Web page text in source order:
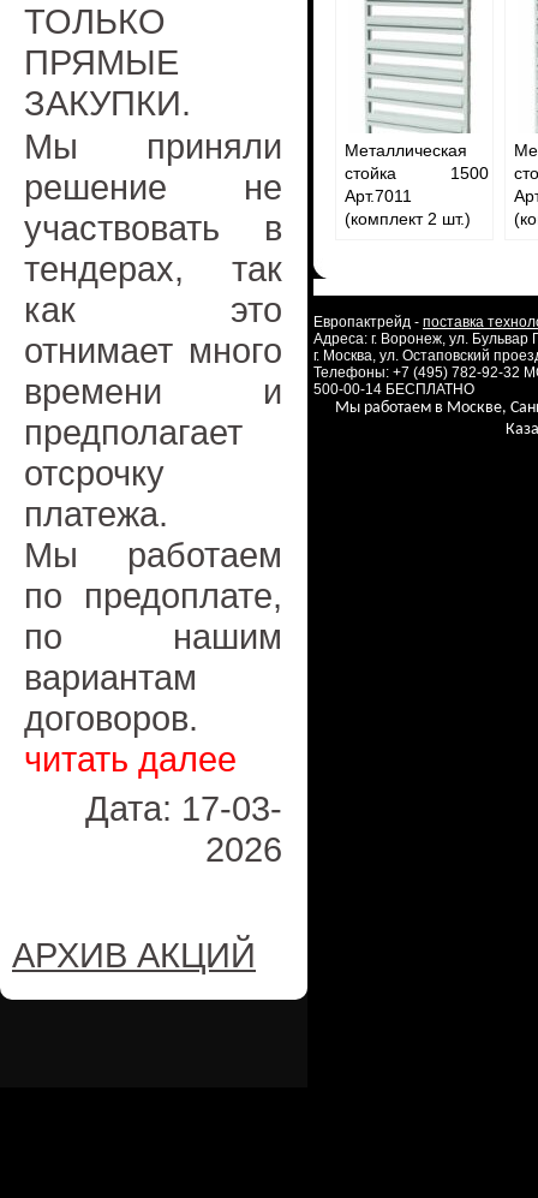
ТОЛЬКО
ПРЯМЫЕ
ЗАКУПКИ.
Мы приняли
решение не
участвовать в
тендерах, так
как это
отнимает много
времени и
предполагает
отсрочку
платежа.
Мы работаем
по предоплате,
по нашим
вариантам
договоров.
читать далее
Дата: 17-03-
2026
АРХИВ АКЦИЙ
Металлическая
стойка 1500
Арт.7011
(комплект 2 шт.)
Европактрейд - поставка
Адреса: г. Воронеж, ул.
г. Москва, ул. Остаповский
Телефоны: +7 (495) 782-92-32
500-00-14 БЕСПЛАТНО
Мы работаем в Москве,